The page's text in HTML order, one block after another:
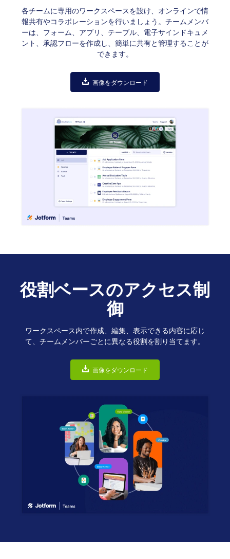
各チームに専用のワークスペースを設け、オンラインで情
報共有やコラボレーションを行いましょう。チームメンバ
ーは、フォーム、アプリ、テーブル、電子サインドキュメ
ント、承認フローを作成し、簡単に共有と管理することが
できます。
画像をダウンロード
役割ベースのアクセス制
御
ワークスペース内で作成、編集、表示できる内容に応じ
て、チームメンバーごとに異なる役割を割り当てます。
画像をダウンロード